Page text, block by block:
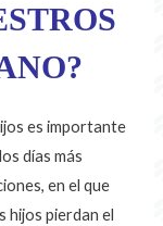
es importante
días más
, en el que
hijos pierdan el